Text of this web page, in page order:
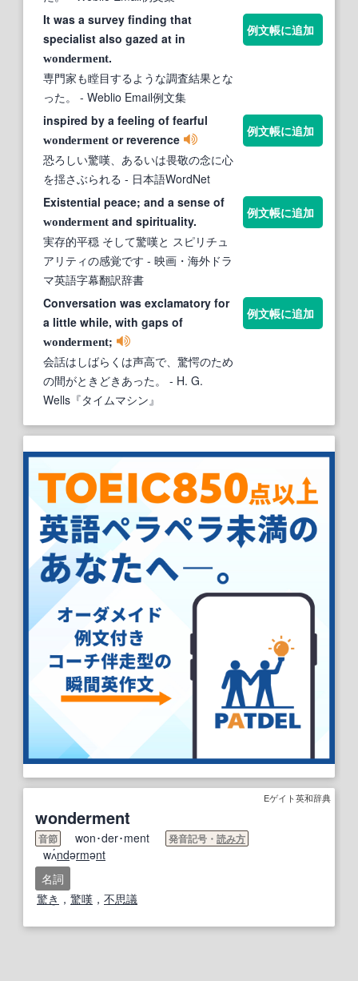
It was a survey finding that
specialist also gazed at in
wonderment.
専門家も瞠目するような調査結果とな
った。
- Weblio Email例文集
例文帳に追加
inspired by a feeling of fearful
wonderment or reverence
恐ろしい驚嘆、あるいは畏敬の念に心
を揺さぶられる - 日本語WordNet
例文帳に追加
Existential peace; and a sense of
wonderment and spirituality.
実存的平穏 そして驚嘆と スピリチュ
アリティの感覚です - 映画・海外ドラ
マ英語字幕翻訳辞書
例文帳に追加
Conversation was exclamatory for
a little while, with gaps of
wonderment;
会話はしばらくは声高で、驚愕のため
の間がときどきあった。
- H. G.
Wells『タイムマシン』
例文帳に追加
Eゲイト英和辞典
wonderment
音節 won･der･ment 発音記号・ 読み方
wʌ́ndərmənt
名詞
驚き ， 驚嘆 ， 不思議